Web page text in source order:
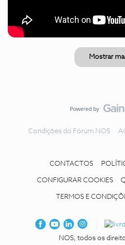
Mostrar
Condições do Fórum NOS
CONTACTOS
CONFIGURAR COOKIES
TERMOS E
NOS, todos os